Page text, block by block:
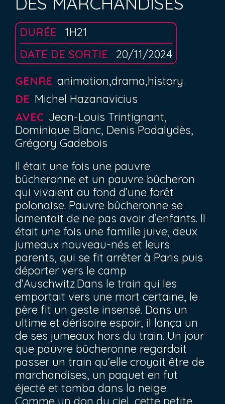
DURÉE
1H21
DATE DE SORTIE
20/11/2024
GENRE animation,drama,history
DE Michel Hazanavicius
AVEC Jean-Louis Trintignant,
Dominique Blanc, Denis Podalydès,
Grégory Gadebois
Il était une fois une pauvre
bûcheronne et un pauvre bûcheron
qui vivaient au fond d’une forêt
polonaise. Pauvre bûcheronne se
lamentait de ne pas avoir d’enfants. Il
était une fois une famille juive, deux
jumeaux nouveau-nés et leurs
parents, qui se fit arrêter à Paris puis
déporter vers le camp
d’Auschwitz.Dans le train qui les
emportait vers une mort certaine, le
père fit un geste insensé. Dans un
ultime et dérisoire espoir, il lança un
de ses jumeaux hors du train. Un jour
que pauvre bûcheronne regardait
passer un train qu’elle croyait être de
marchandises, un paquet en fut
éjecté et tomba dans la neige.
Comme un don du ciel, cette petite